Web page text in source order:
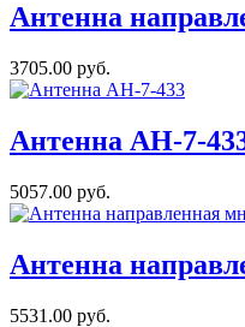
Антенна
3705.00 руб.
Антенна АН-7-
5057.00 руб.
Антенна
5531.00 руб.